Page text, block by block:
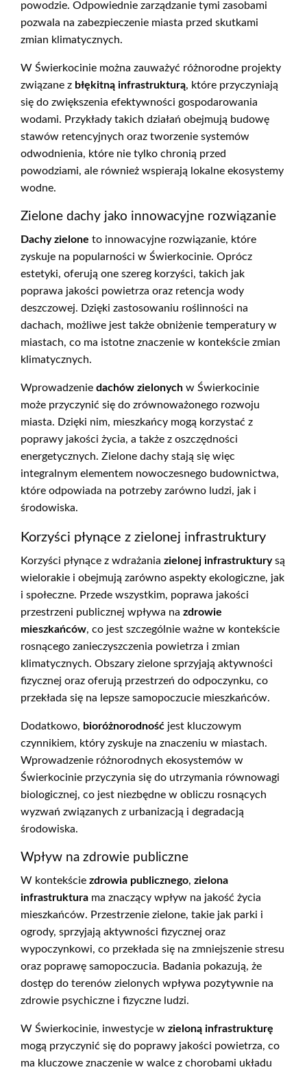
powodzie. Odpowiednie zarządzanie tymi zasobami
pozwala na zabezpieczenie miasta przed skutkami
zmian klimatycznych.
W Świerkocinie można zauważyć różnorodne projekty
związane z błękitną infrastrukturą, które przyczyniają
się do zwiększenia efektywności gospodarowania
wodami. Przykłady takich działań obejmują budowę
stawów retencyjnych oraz tworzenie systemów
odwodnienia, które nie tylko chronią przed
powodziami, ale również wspierają lokalne ekosystemy
wodne.
Zielone dachy jako innowacyjne rozwiązanie
Dachy zielone to innowacyjne rozwiązanie, które
zyskuje na popularności w Świerkocinie. Oprócz
estetyki, oferują one szereg korzyści, takich jak
poprawa jakości powietrza oraz retencja wody
deszczowej. Dzięki zastosowaniu roślinności na
dachach, możliwe jest także obniżenie temperatury w
miastach, co ma istotne znaczenie w kontekście zmian
klimatycznych.
Wprowadzenie dachów zielonych w Świerkocinie
może przyczynić się do zrównoważonego rozwoju
miasta. Dzięki nim, mieszkańcy mogą korzystać z
poprawy jakości życia, a także z oszczędności
energetycznych. Zielone dachy stają się więc
integralnym elementem nowoczesnego budownictwa,
które odpowiada na potrzeby zarówno ludzi, jak i
środowiska.
Korzyści płynące z zielonej infrastruktury
Korzyści płynące z wdrażania zielonej infrastrukturysą
wielorakie i obejmują zarówno aspekty ekologiczne, jak
i społeczne. Przede wszystkim, poprawa jakości
przestrzeni publicznej wpływa na zdrowie
mieszkańców, co jest szczególnie ważne w kontekście
rosnącego zanieczyszczenia powietrza i zmian
klimatycznych. Obszary zielone sprzyjają aktywności
fizycznej oraz oferują przestrzeń do odpoczynku, co
przekłada się na lepsze samopoczucie mieszkańców.
Dodatkowo, bioróżnorodność jest kluczowym
czynnikiem, który zyskuje na znaczeniu w miastach.
Wprowadzenie różnorodnych ekosystemów w
Świerkocinie przyczynia się do utrzymania równowagi
biologicznej, co jest niezbędne w obliczu rosnących
wyzwań związanych z urbanizacją i degradacją
środowiska.
Wpływ na zdrowie publiczne
W kontekście zdrowia publicznego, zielona
infrastruktura ma znaczący wpływ na jakość życia
mieszkańców. Przestrzenie zielone, takie jak parki i
ogrody, sprzyjają aktywności fizycznej oraz
wypoczynkowi, co przekłada się na zmniejszenie stresu
oraz poprawę samopoczucia. Badania pokazują, że
dostęp do terenów zielonych wpływa pozytywnie na
zdrowie psychiczne i fizyczne ludzi.
W Świerkocinie, inwestycje w zieloną infrastrukturę
mogą przyczynić się do poprawy jakości powietrza, co
ma kluczowe znaczenie w walce z chorobami układu